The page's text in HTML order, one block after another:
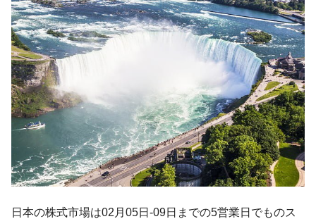
体だけで410億ドル、輸出全体の41％もある
『Money1』
韓国･李在明「青年層の雇用状況が悪い。せ
や、若者に起業させよう」⇒ どんな雇用対策だソレ。
『Money1』
【韓国の外貨準備】2026年07月は4,279億ド
ル。外平債の発行「19.4億ドル」
『Money1』
韓国「ここは北朝鮮なのか。選管がサーバ
ーにウソのデータを入力したのは明白だ」
『Money1』
韓国･李在明さっそく不動産対策で浅薄な発
言。
『Money1』
韓国は「中国と同じく」投資に不適格な国
日本の株式市場は02月05日-09日までの5営業日でものス